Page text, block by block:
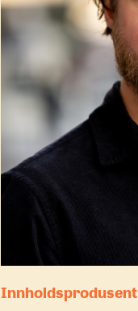
Innholdsprodusent